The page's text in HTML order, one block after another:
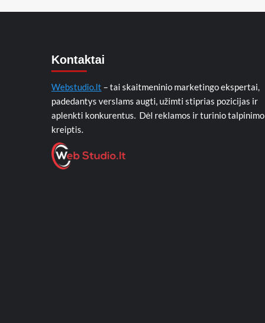
Kontaktai
Webstudio.lt – tai skaitmeninio marketingo ekspertai,
padedantys verslams augti, užimti stiprias pozicijas ir
aplenkti konkurentus. Dėl reklamos ir turinio talpinimo
kreiptis.